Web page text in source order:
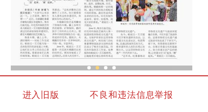
进入旧版 不良和违法信息举报